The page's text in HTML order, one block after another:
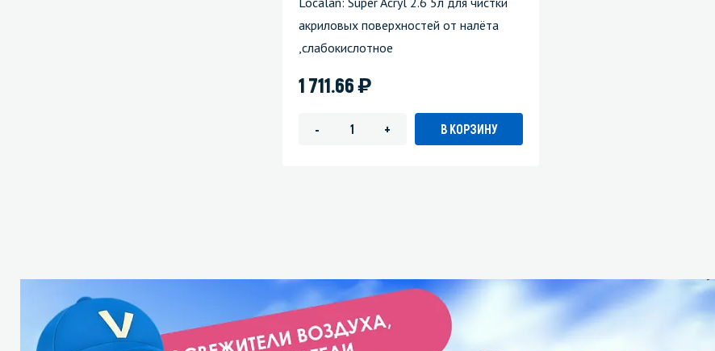
акриловых поверхностей от налёта
,слабокислотное
1 711.66)
- + В КОРЗИНУ